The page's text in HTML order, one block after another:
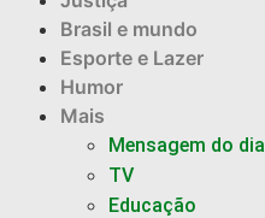
Brasil e mundo
Esporte e Lazer
Humor
Mais
Mensagem do dia
TV
Educação